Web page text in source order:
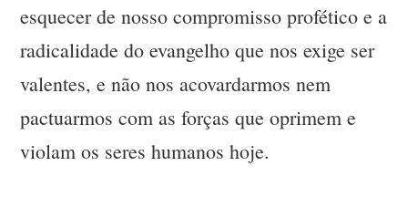
esquecer de nosso compromisso profético e a
radicalidade do evangelho que nos exige ser
valentes, e não nos acovardarmos nem
pactuarmos com as forças que oprimem e
violam os seres humanos hoje.